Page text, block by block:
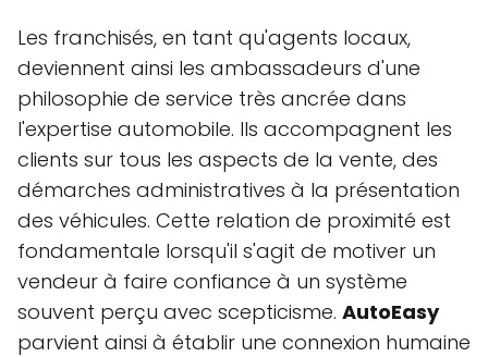
Les franchisés, en tant qu'agents locaux,
deviennent ainsi les ambassadeurs d'une
philosophie de service très ancrée dans
l'expertise automobile. Ils accompagnent les
clients sur tous les aspects de la vente, des
démarches administratives à la présentation
des véhicules. Cette relation de proximité est
fondamentale lorsqu'il s'agit de motiver un
vendeur à faire confiance à un système
souvent perçu avec scepticisme. AutoEasy
parvient ainsi à établir une connexion humaine